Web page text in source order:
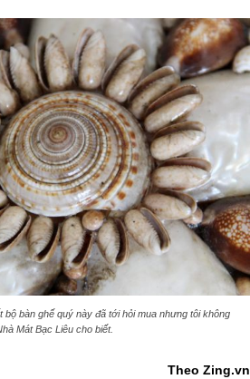
bộ bàn ghế quý này đã tới hỏi mua nhưng tôi không
Mát Bạc Liêu cho biết.
Theo Zing.vn